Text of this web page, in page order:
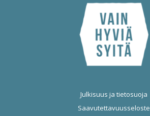
Julkisuus ja tietosuoja
Saavutettavuusseloste